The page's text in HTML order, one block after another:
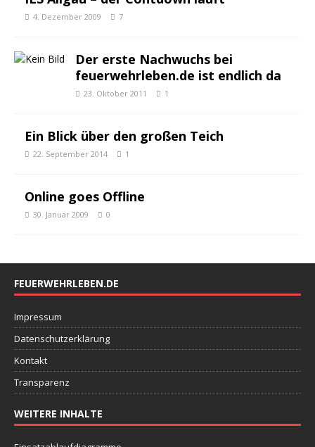
4. Dezember 2009 7
Der erste Nachwuchs bei
feuerwehrleben.de ist endlich da
23. Oktober 2011 1
Ein Blick über den großen Teich
22. September 2014 1
Online goes Offline
30. Januar 2009 0
FEUERWEHRLEBEN.DE
Impressum
Datenschutzerklärung
Kontakt
Transparenz
WEITERE INHALTE